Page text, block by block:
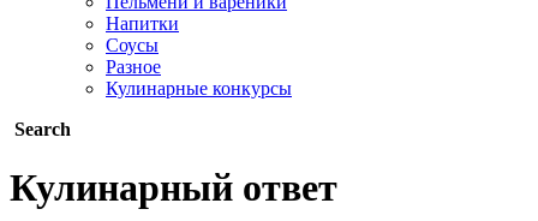
Напитки
Соусы
Разное
Кулинарные конкурсы
Search
Кулинарный ответ